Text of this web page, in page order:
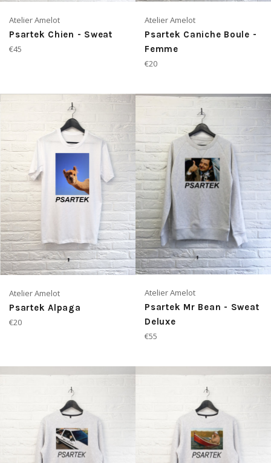
Atelier Amelot
Psartek Chien - Sweat
Prix
€45
Atelier Amelot
Psartek Caniche Boule -
Femme
Prix
€20
Atelier Amelot
Psartek Alpaga
Prix
€20
Atelier Amelot
Psartek Mr Bean - Sweat
Deluxe
Prix
€55